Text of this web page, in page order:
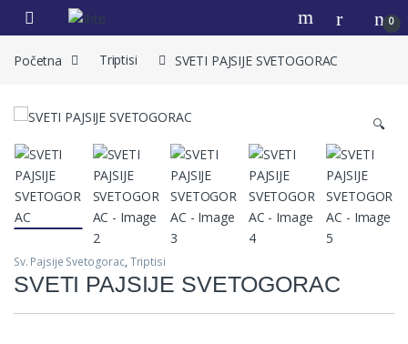
0
Početna Triptisi SVETI PAJSIJE SVETOGORAC
🔍
Sv. Pajsije Svetogorac, Triptisi
SVETI PAJSIJE SVETOGORAC